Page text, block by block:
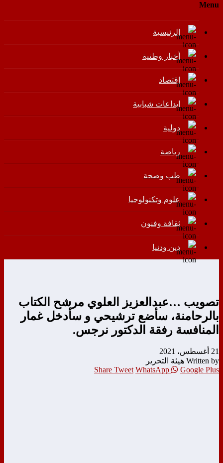
Menu
الرئيسية
أخبار وطنية
اقتصاد
إبداعات شبابية
دولية
رياضة
طب وصحة
علوم وتكنولوجيا
ثقافة وفنون
دين ودنيا
تصويب …عبدالعزيز العلوي مرشح الكتاب
بالرحامنة، سأضع ترشيحي و سأدخل غمار
المنافسة رفقة الدكتور نرجس.
21 أغسطس، 2021
Written by هيئة التحرير
Share Tweet WhatsApp Google Plus